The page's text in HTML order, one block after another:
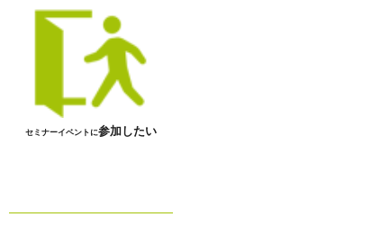
セミナーイベントに参加したい